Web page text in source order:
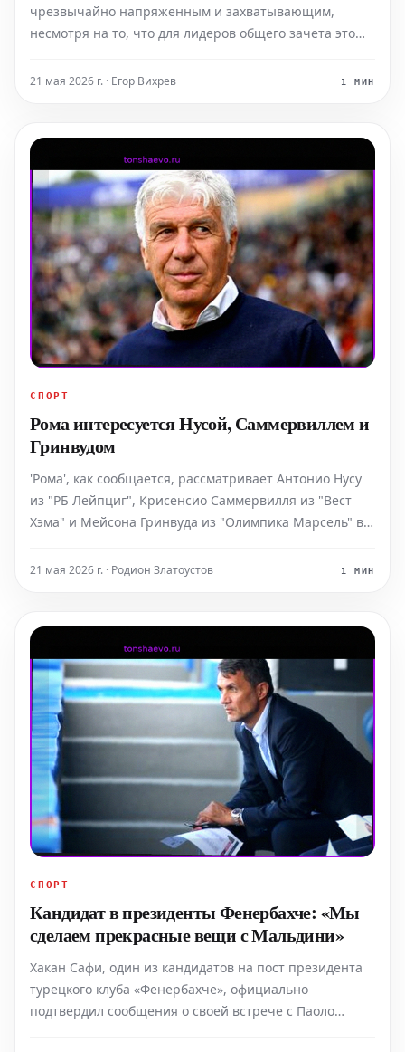
чрезвычайно напряженным и захватывающим,
несмотря на то, что для лидеров общего зачета это
горными испытаниями. Фавориты, стремящиеся к
21 мая 2026 г. · Егор Вихрев 1 МИН
СПОРТ
Рома интересуется Нусой, Саммервиллем и
Гринвудом
'Рома', как сообщается, рассматривает Антонио Нусу
из "РБ Лейпциг", Крисенсио Саммервилля из "Вест
Хэма" и Мейсона Гринвуда из "Олимпика Марсель" в
летом руководство "джаллоросси" решило изменить
21 мая 2026 г. · Родион Златоустов 1 МИН
СПОРТ
Кандидат в президенты Фенербахче: «Мы
сделаем прекрасные вещи с Мальдини»
Хакан Сафи, один из кандидатов на пост президента
турецкого клуба «Фенербахче», официально
подтвердил сообщения о своей встрече с Паоло